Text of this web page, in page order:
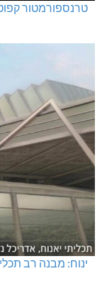
טרנספורמטור
ינוח: מבנה רב תכליתי ב-